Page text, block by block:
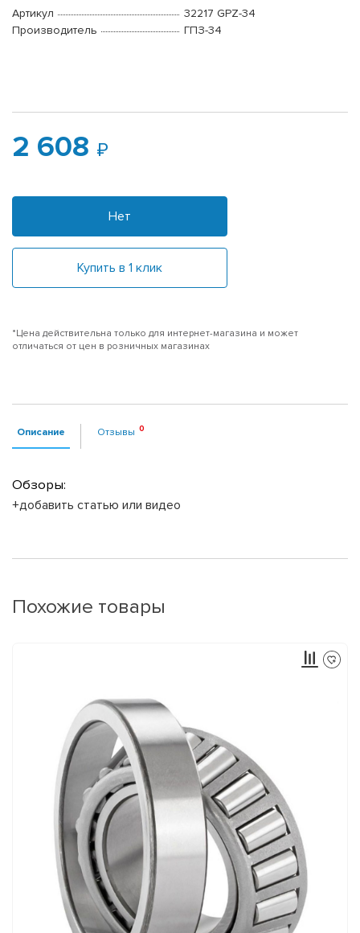
Артикул
32217 GPZ-34
Производитель
ГПЗ-34
2 608
Нет
Купить в 1 клик
*Цена действительна только для интернет-магазина и может
отличаться от цен в розничных магазинах
Описание Отзывы
Обзоры:
+добавить статью или видео
Похожие товары